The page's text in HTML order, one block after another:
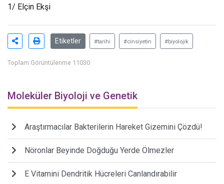
1/ Elçin Ekşi
Etiketler #tarihi #cinsiyetin #biyolojik
Toplam Görüntülenme 11030
Moleküler Biyoloji ve Genetik
Araştırmacılar Bakterilerin Hareket Gizemini Çözdü!
Nöronlar Beyinde Doğduğu Yerde Ölmezler
E Vitamini Dendritik Hücreleri Canlandırabilir